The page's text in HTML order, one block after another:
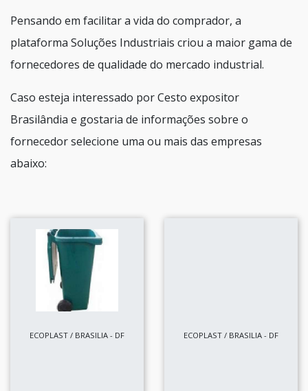
Pensando em facilitar a vida do comprador, a
plataforma Soluções Industriais criou a maior gama de
fornecedores de qualidade do mercado industrial.
Caso esteja interessado por Cesto expositor
Brasilândia e gostaria de informações sobre o
fornecedor selecione uma ou mais das empresas
abaixo:
ECOPLAST / BRASILIA - DF ECOPLAST / BRASILIA - DF